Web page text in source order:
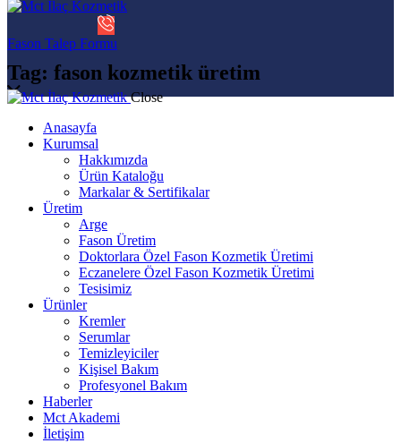
Fason Talep Formu
Tag: fason kozmetik üretim
Close
Anasayfa
Kurumsal
Hakkımızda
Ürün Kataloğu
Markalar & Sertifikalar
Üretim
Arge
Fason Üretim
Doktorlara Özel Fason Kozmetik Üretimi
Eczanelere Özel Fason Kozmetik Üretimi
Tesisimiz
Ürünler
Kremler
Serumlar
Temizleyiciler
Kişisel Bakım
Profesyonel Bakım
Haberler
Mct Akademi
İletişim